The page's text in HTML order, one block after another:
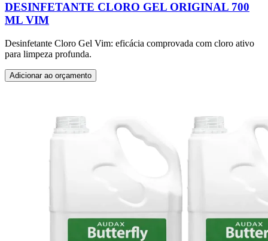
DESINFETANTE CLORO GEL ORIGINAL 700
ML VIM
Desinfetante Cloro Gel Vim: eficácia comprovada com cloro ativo
para limpeza profunda.
Adicionar ao orçamento